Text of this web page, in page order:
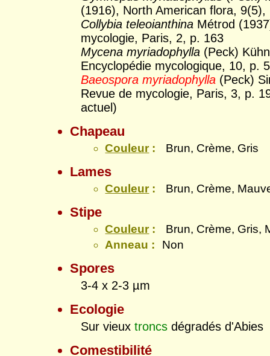
(1916), North American flora, 9(5),
Collybia teleoianthina Métrod
mycologie, Paris, 2, p. 163
Mycena myriadophylla (Peck)
Encyclopédie mycologique, 10, p.
Baeospora myriadophylla (Peck)
Revue de mycologie, Paris, 3, p.
actuel)
Chapeau
Couleur: Brun, Crème, Gris
Lames
Couleur: Brun, Crème,
Stipe
Couleur:
Brun, Crème, Gris,
Anneau :
Non
Spores
3-4 x 2-3 µm
Ecologie
Sur vieuxtroncs dégradés d'Abies
Comestibilité